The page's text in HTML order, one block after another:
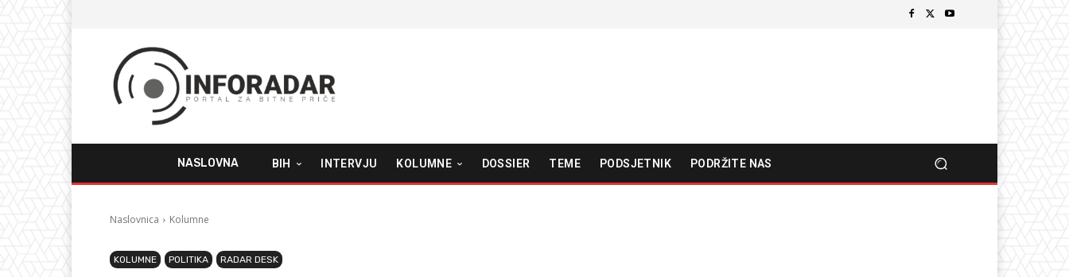
NASLOVNA BIH INTERVJU KOLUMNE DOSSIER TEME PODSJETNIK PODRŽITE NAS
Naslovnica Kolumne
KOLUMNE POLITIKA RADAR DESK